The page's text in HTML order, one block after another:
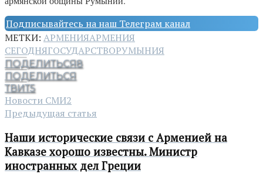
Подписывайтесь на наш Телеграм канал
МЕТКИ: АРМЕНИЯАРМЕНИЯ
СЕГОДНЯГОСУДАРСТВОРУМЫНИЯ
ПОДЕЛИТЬСЯ8
ПОДЕЛИТЬСЯ
ТВИТ5
Новости СМИ2
Предыдущая статья
Наши исторические связи с Арменией на
Кавказе хорошо известны. Министр
иностранных дел Греции